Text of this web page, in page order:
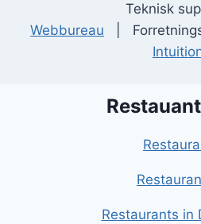
Teknisk
Webbureau |
Restaurants in